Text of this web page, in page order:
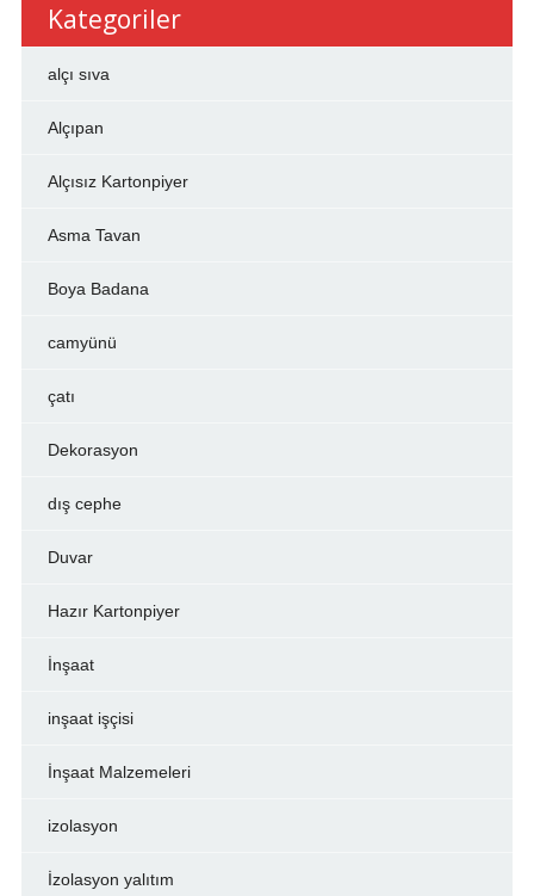
Kategoriler
alçı sıva
Alçıpan
Alçısız Kartonpiyer
Asma Tavan
Boya Badana
camyünü
çatı
Dekorasyon
dış cephe
Duvar
Hazır Kartonpiyer
İnşaat
inşaat işçisi
İnşaat Malzemeleri
izolasyon
İzolasyon yalıtım